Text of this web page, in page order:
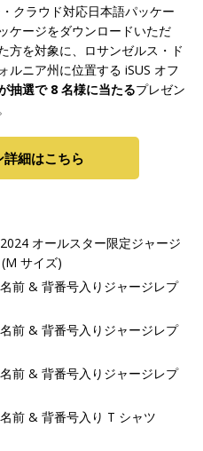
クラウド対応日本語パッケー
ケージをダウンロードいただ
方を対象に、ロサンゼルス・ド
ルニア州に位置する iSUS オフ
抽選で 8 名様に当たるプレゼン
細はこちら
オールスター限定ジャージ
サイズ)
前 & 背番号入りジャージレプ
前 & 背番号入りジャージレプ
前 & 背番号入りジャージレプ
前 & 背番号入り T シャツ